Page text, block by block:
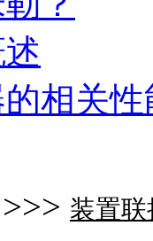
相关性
>>> 装置